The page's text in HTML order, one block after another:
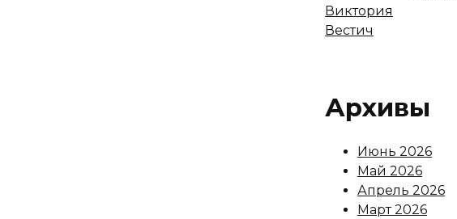
Виктория
Вестич
Архивы
Июнь 2026
Май 2026
Апрель 2026
Март 2026